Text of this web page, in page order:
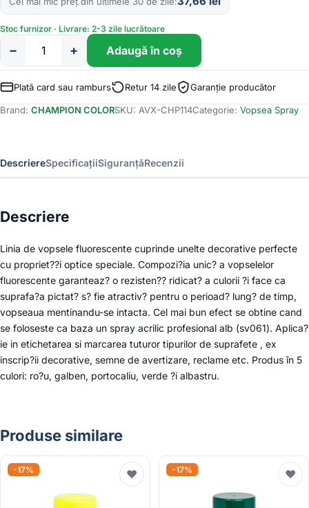
Stoc furnizor · Livrare: 2-3 zile lucrătoare
Cantitate
Spray
Vopsea
400ml
− + Adaugă în coș
Plată card sau ramburs Retur 14 zile Garanție producător
Brand: CHAMPION COLORSKU: AVX-CHP114Categorie: Vopsea Spray
DescriereSpecificațiiSiguranțăRecenzii
Descriere
Linia de vopsele fluorescente cuprinde unelte decorative perfecte
cu propriet??i optice speciale. Compozi?ia unic? a vopselelor
fluorescente garanteaz? o rezisten?? ridicat? a culorii ?i face ca
suprafa?a pictat? s? fie atractiv? pentru o perioad? lung? de timp,
vopseaua mentinandu-se intacta. Cel mai bun efect se obtine cand
se foloseste ca baza un spray acrilic profesional alb (sv061). Aplica?
ie in etichetarea si marcarea tuturor tipurilor de suprafete , ex
inscrip?ii decorative, semne de avertizare, reclame etc. Produs în 5
culori: ro?u, galben, portocaliu, verde ?i albastru.
Produse similare
-17% ♥ -17% ♥